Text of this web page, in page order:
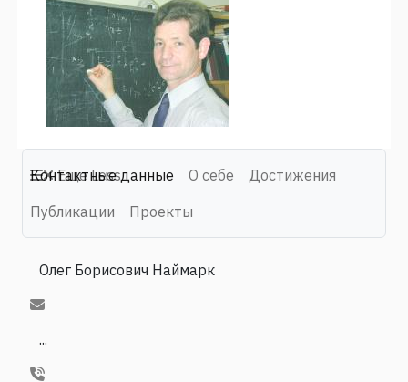
Контактные данные О себе
Достижения
Публикации
Проекты
Еще Less
Олег Борисович Наймарк
...